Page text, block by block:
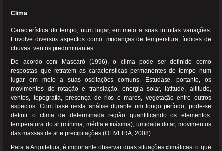
Clima
Característica do tempo, num lugar, em meio a suas infinitas variações.
Envolve diversos aspectos como: mudanças de temperatura, índices de
chuvas, ventos predominantes.
De acordo com Mascaró (1996), o clima pode ser definido como
respostas que retratem as características permanentes do tempo num
lugar em meio a suas oscilações comuns. Estudase, portanto, os
movimentos de rotação e translação, energia solar, latitude, altitude,
ventos, topografia, presença de rios e mares, vegetação entre outros
aspectos. Com base nesta análise durante um longo período, pode-se
definir o clima de determinada região quantificando os elementos:
temperatura do ar (mínima, média e máxima), umidade do ar, movimentos
das massas de ar e precipitações (OLIVEIRA, 2008).
Para a Arquitetura, é importante observar duas situações climáticas: o que